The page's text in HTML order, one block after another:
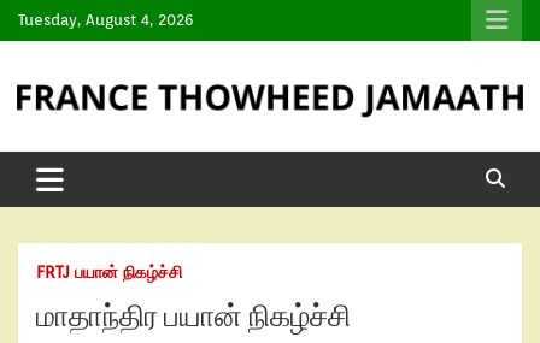
Tuesday, August 4, 2026
FRTJ பயான் நிகழ்ச்சி
மாதாந்திர பயான் நிகழ்ச்சி